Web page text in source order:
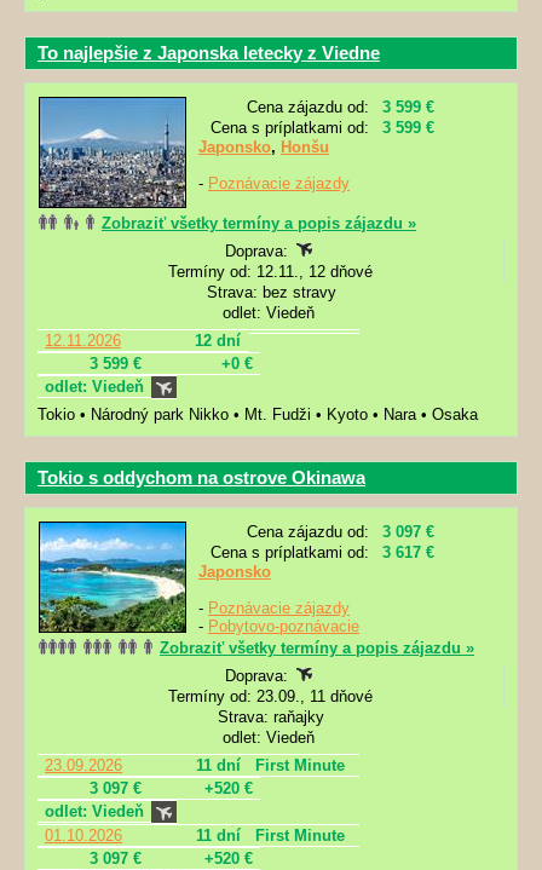
To najlepšie z Japonska letecky z Viedne
Cena zájazdu od:
3 599 €
Cena s príplatkami od:
3 599 €
Japonsko, Honšu
- Poznávacie zájazdy
Zobraziť všetky termíny a popis zájazdu »
Doprava:
Termíny od: 12.11., 12 dňové
Strava: bez stravy
odlet: Viedeň
12.11.2026
12 dní
3 599 €
+0 €
odlet: Viedeň
Tokio • Národný park Nikko • Mt. Fudži • Kyoto • Nara • Osaka
Tokio s oddychom na ostrove Okinawa
Cena zájazdu od:
3 097 €
Cena s príplatkami od:
3 617 €
Japonsko
- Poznávacie zájazdy
- Pobytovo-poznávacie
Zobraziť všetky termíny a popis zájazdu »
Doprava:
Termíny od: 23.09., 11 dňové
Strava: raňajky
odlet: Viedeň
23.09.2026
11 dní
First Minute
3 097 €
+520 €
odlet: Viedeň
01.10.2026
11 dní
First Minute
3 097 €
+520 €